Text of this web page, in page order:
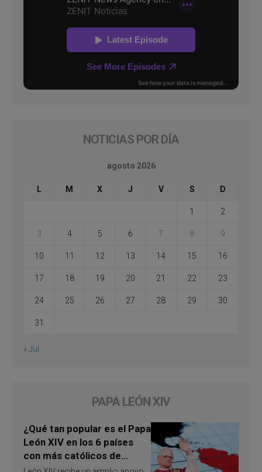
NOTICIAS POR DÍA
agosto 2026
L M X J V S D
1 2
3 4 5 6 7 8 9
10 11 12 13 14 15 16
17 18 19 20 21 22 23
24 25 26 27 28 29 30
31
« Jul
PAPA LEÓN XIV
¿Qué tan popular es el Papa
León XIV en los 6 países
con más católicos de
América Latina en 2026?